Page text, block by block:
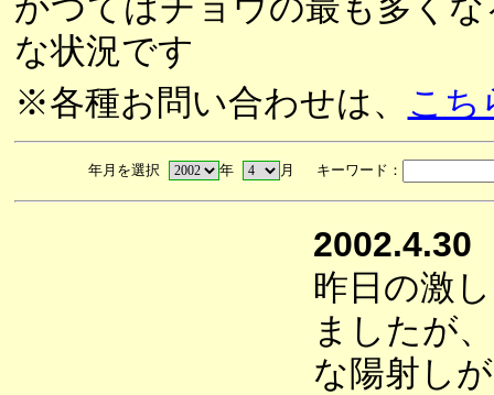
な状況です
※各種お問い合わせは、 こち
年月を選択 年 月 キーワード：
2002.4.30
昨日の激
ましたが
な陽射し